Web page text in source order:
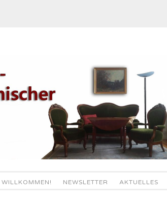
WILLKOMMEN! NEWSLETTER AKTUELLES